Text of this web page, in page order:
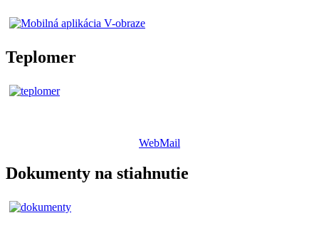
Teplomer
WebMail
Dokumenty na stiahnutie